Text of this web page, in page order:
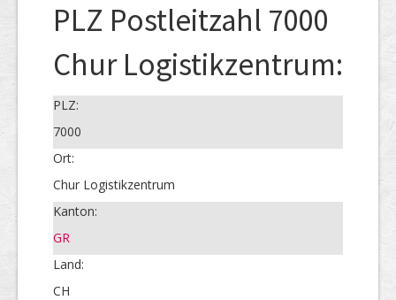
PLZ Postleitzahl 7000
Chur Logistikzentrum:
PLZ:
7000
Ort:
Chur Logistikzentrum
Kanton:
GR
Land:
CH